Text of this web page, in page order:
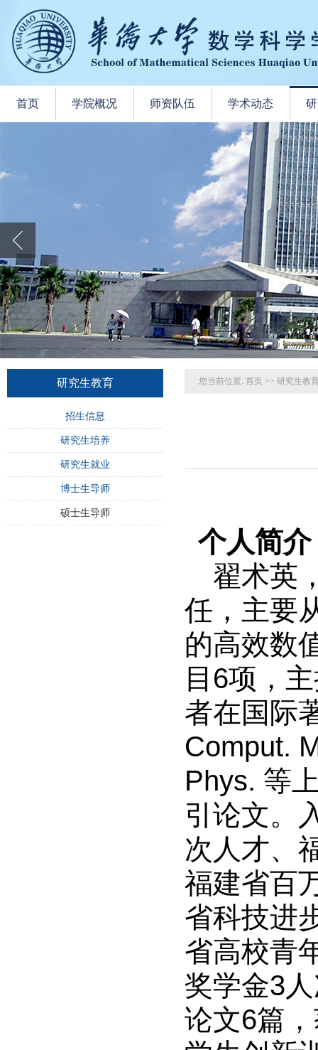
首页 学院概况 师资队伍 学术动态
研究生教育
招生信息
研究生培养
研究生就业
博士生导师
硕士生导师
您当前位置: 首页 >> 研究生教
个人简介
翟术英
任，主要
的高效数
目 6项，
者在国际
Comput.
Phys. 等
引论文。
次人才、
福建省百
省科技进
省高校青
奖学金3
论文6篇